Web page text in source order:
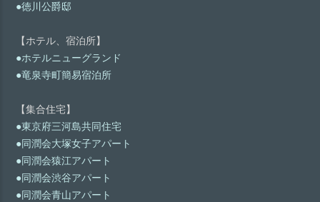
●徳川公爵邸
【ホテル、宿泊所】
●ホテルニューグランド
●竜泉寺町簡易宿泊所
【集合住宅】
●東京府三河島共同住宅
●同潤会大塚女子アパート
●同潤会猿江アパート
●同潤会渋谷アパート
●同潤会青山アパート